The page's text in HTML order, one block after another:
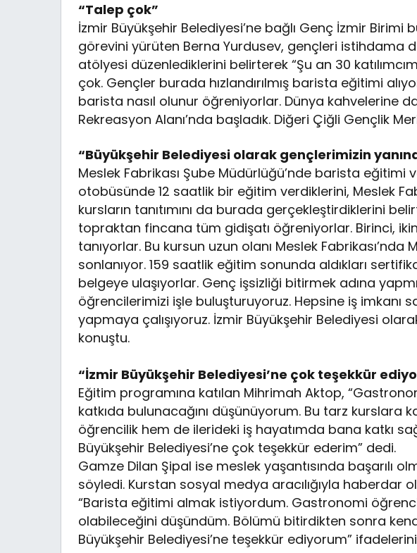
“Talep çok”
İzmir Büyükşehir Belediyesi’ne bağlı Genç İzmir Birimi
görevini yürüten Berna Yurdusev, gençleri istihdama
atölyesi düzenlediklerini belirterek “Şu an 30
çok. Gençler burada hızlandırılmış barista eğitimi
barista nasıl olunur öğreniyorlar. Dünya kahvelerine
Rekreasyon Alanı’nda başladık. Diğeri Çiğli Gençlik
“Büyükşehir Belediyesi olarak gençlerimizin
Meslek Fabrikası Şube Müdürlüğü’nde barista eğitimi
otobüsünde 12 saatlik bir eğitim verdiklerini, Meslek
kursların tanıtımını da burada gerçekleştirdiklerini
topraktan fincana tüm gidişatı öğreniyorlar. Birinci,
tanıyorlar. Bu kursun uzun olanı Meslek Fabrikası’nda
sonlanıyor. 159 saatlik eğitim sonunda aldıkları
belgeye ulaşıyorlar. Genç işsizliği bitirmek adına
öğrencilerimizi işle buluşturuyoruz. Hepsine iş imkanı
yapmaya çalışıyoruz. İzmir Büyükşehir Belediyesi
konuştu.
“İzmir Büyükşehir Belediyesi’ne çok teşekkür
Eğitim programına katılan Mihrimah Aktop,
katkıda bulunacağını düşünüyorum. Bu tarz kurslara
öğrencilik hem de ilerideki iş hayatımda bana katkı
Büyükşehir Belediyesi’ne çok teşekkür ederim” dedi.
Gamze Dilan Şipal ise meslek yaşantısında başarılı
söyledi. Kurstan sosyal medya aracılığıyla haberdar
“Barista eğitimi almak istiyordum. Gastronomi
olabileceğini düşündüm. Bölümü bitirdikten sonra
Büyükşehir Belediyesi’ne teşekkür ediyorum” ifadelerini